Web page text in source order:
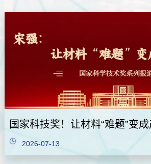
国家科技奖！让材料“难题”变成
2026-07-13